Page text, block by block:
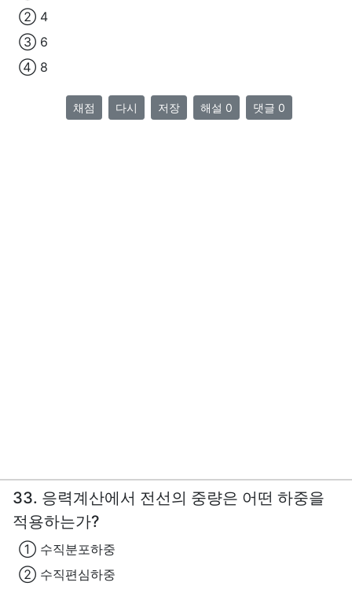
② 4
③ 6
④ 8
채점 다시 저장 해설 0 댓글 0
33. 응력계산에서 전선의 중량은 어떤 하중을
적용하는가?
① 수직분포하중
② 수직편심하중